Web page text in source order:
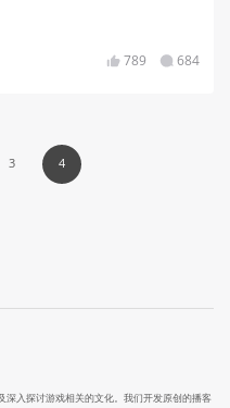
789 684
3 4
入探讨游戏相关的文化。我们开发原创的播客